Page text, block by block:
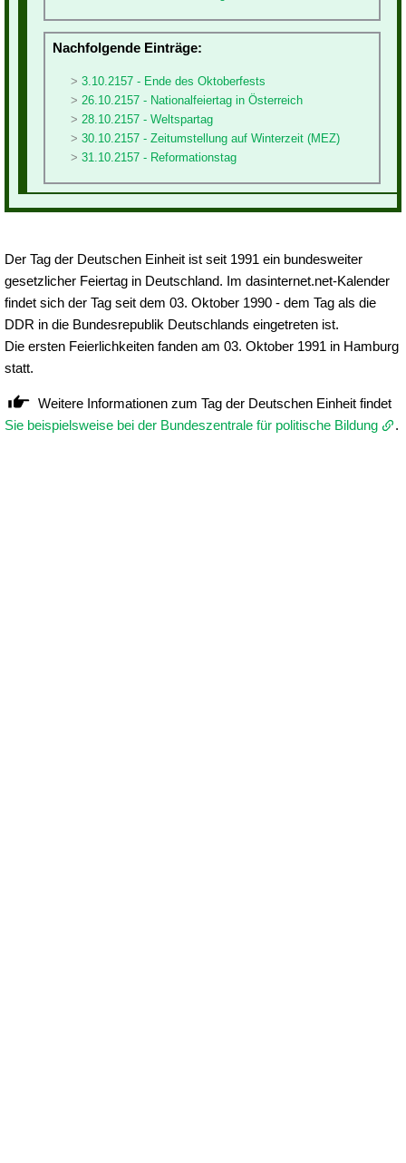
Nachfolgende Einträge:
3.10.2157 - Ende des Oktoberfests
26.10.2157 - Nationalfeiertag in Österreich
28.10.2157 - Weltspartag
30.10.2157 - Zeitumstellung auf Winterzeit (MEZ)
31.10.2157 - Reformationstag
Der Tag der Deutschen Einheit ist seit 1991 ein bundesweiter
gesetzlicher Feiertag in Deutschland. Im dasinternet.net-Kalender
findet sich der Tag seit dem 03. Oktober 1990 - dem Tag als die
DDR in die Bundesrepublik Deutschlands eingetreten ist.
Die ersten Feierlichkeiten fanden am 03. Oktober 1991 in Hamburg
statt.
Weitere Informationen zum Tag der Deutschen Einheit findet
Sie beispielsweise bei der Bundeszentrale für politische Bildung
.